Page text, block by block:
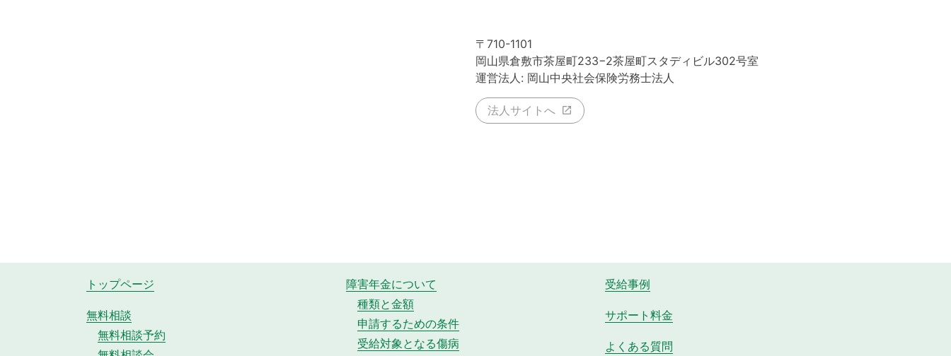
〒710-1101
岡山県倉敷市茶屋町233−2茶屋町スタディビル302号室
運営法人: 岡山中央社会保険労務士法人
法人サイトへ
トップページ
無料相談
無料相談予約
障害年金について
種類と金額
申請するための条件
受給対象となる傷病
受給事例
サポート料金
よくある質問